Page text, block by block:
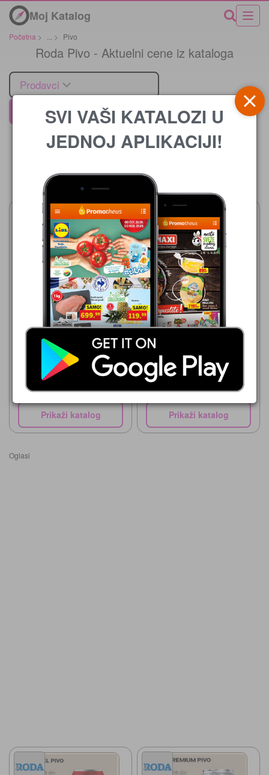
Moj Katalog
Početna > > Pivo
Roda Pivo - Aktuelni cene iz kataloga
Prodavci
Cena
06.08.-16.08.2026
69,99 din
LOWENBRAU PIVO
Prikaži katalog
Roda
07.08.-30.08.2026
69,99 din
Heineken
Prikaži katalog
Oglasi
SVI VAŠI KATALOZI U
JEDNOJ APLIKACIJI!